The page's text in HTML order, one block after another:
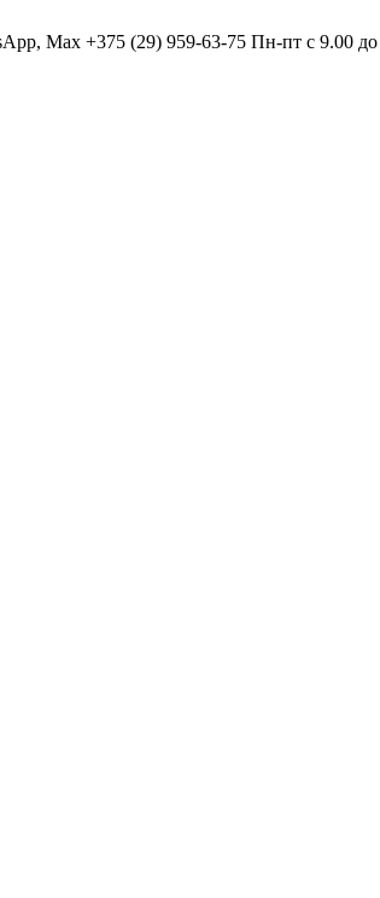
Max +375 (29) 959-63-75 Пн-пт с 9.00 до